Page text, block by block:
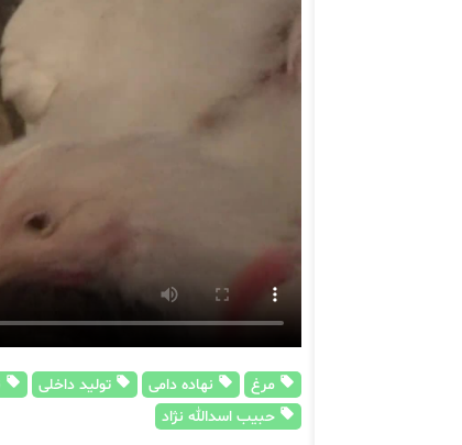
مرغ نهاده دامی تولید داخلی
حبیب اسدالله نژاد